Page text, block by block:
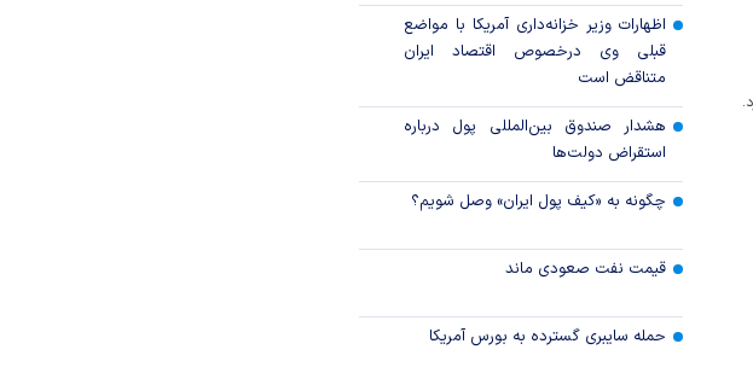
اظهارات وزیر خزانه‌داری آمریکا با مواضع
قبلی وی درخصوص اقتصاد ایران
متناقض است
هشدار صندوق بین‌المللی پول درباره
استقراض دولت‌ها
چگونه به «کیف پول ایران» وصل شویم؟
قیمت نفت صعودی ماند
حمله سایبری گسترده به بورس آمریکا